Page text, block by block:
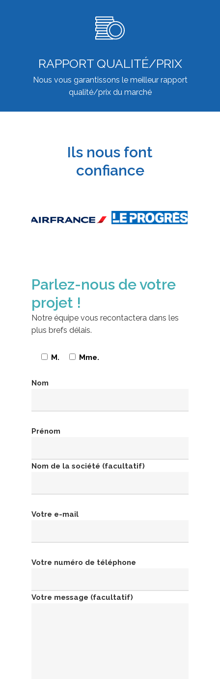
RAPPORT QUALITÉ/PRIX
Nous vous garantissons le meilleur rapport
qualité/prix du marché
Ils nous font
confiance
Parlez-nous de votre
projet !
Notre équipe vous recontactera dans les
plus brefs délais.
M. Mme.
Nom
Prénom
Nom de la société (facultatif)
Votre e-mail
Votre numéro de téléphone
Votre message (facultatif)